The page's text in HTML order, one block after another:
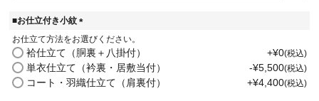
)
■お仕立付き小紋
(
必
須
お仕立て方法をお選びください。
袷仕立て（胴裏＋八掛付） +¥0 税込
単衣仕立て（衿裏・居敷当付） -¥5,500 税込
コート・羽織仕立て（肩裏付） +¥4,400 税込